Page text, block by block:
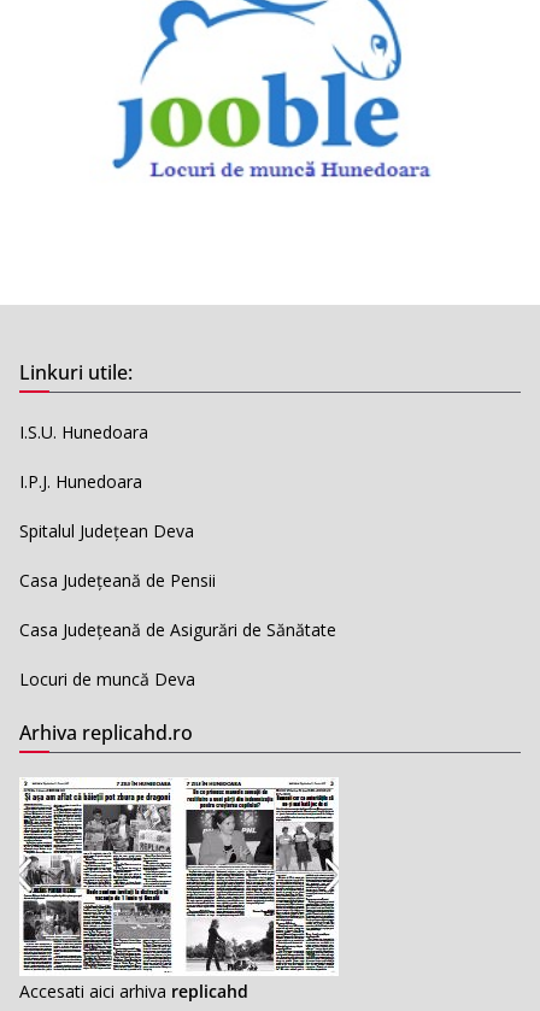
Linkuri utile:
I.S.U. Hunedoara
I.P.J. Hunedoara
Spitalul Județean Deva
Casa Județeană de Pensii
Casa Județeană de Asigurări de Sănătate
Locuri de muncă Deva
Arhiva replicahd.ro
Accesati aici arhiva replicahd